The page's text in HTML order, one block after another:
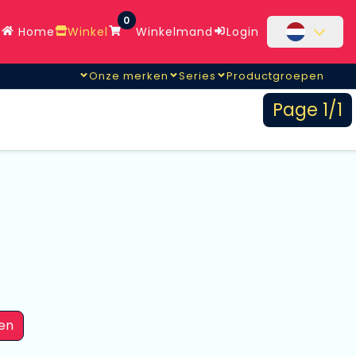
Home Winkel
0
Winkelmand Login
Onze merken Series Productgroepen
Page 1/1